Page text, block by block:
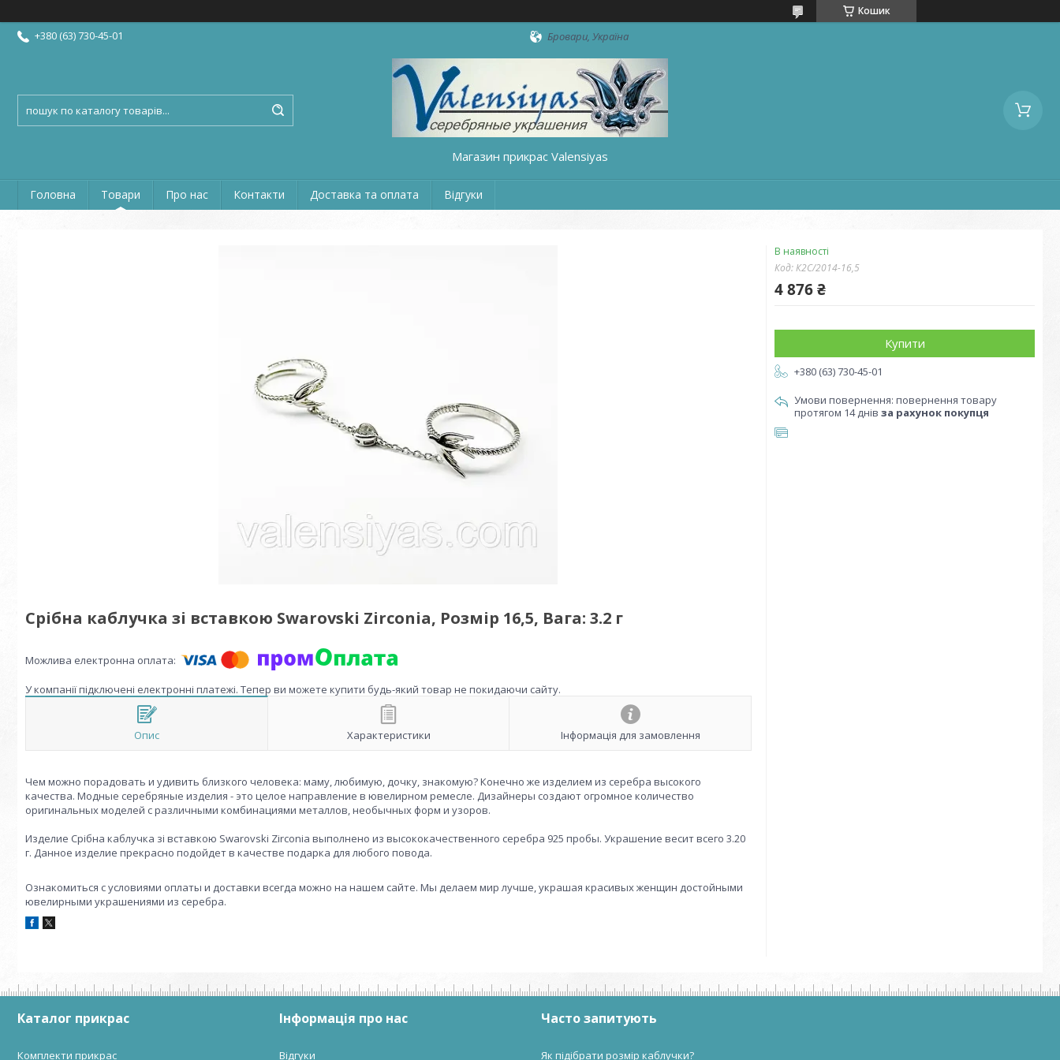
Кошик
+380 (63) 730-45-01 Бровари, Україна
Магазин прикрас Valensiyas
Головна Товари Про нас Контакти Доставка та оплата Відгуки
Срібна каблучка зі вставкою Swarovski Zirconia, Розмір 16,5, Вага: 3.2 г
У компанії підключені електронні платежі. Тепер ви можете купити будь-який товар не покидаючи сайту.
Опис Характеристики Інформація для замовлення
Чем можно порадовать и удивить близкого человека: маму, любимую, дочку, знакомую? Конечно же изделием из серебра высокого
качества. Модные серебряные изделия - это целое направление в ювелирном ремесле. Дизайнеры создают огромное количество
оригинальных моделей с различными комбинациями металлов, необычных форм и узоров.
Изделие Срібна каблучка зі вставкою Swarovski Zirconia выполнено из высококачественного серебра 925 пробы. Украшение весит всего 3.20
г. Данное изделие прекрасно подойдет в качестве подарка для любого повода.
Ознакомиться с условиями оплаты и доставки всегда можно на нашем сайте. Мы делаем мир лучше, украшая красивых женщин достойными
ювелирными украшениями из серебра.
В наявності
Код:К2С/2014-16,5
4 876 ₴
Купити
+380 (63) 730-45-01
повернення товару
протягом 14 днів за рахунок покупця
Каталог прикрас
Комплекти прикрас
Інформація про нас
Відгуки
Часто запитують
Як підібрати розмір каблучки?